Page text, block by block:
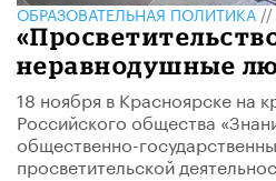
ОБРАЗОВАТЕЛЬНАЯ ПОЛИТИКА//
неравнодушные
18 ноября в Красноярске на
Российского общества
общественно-
просветительской